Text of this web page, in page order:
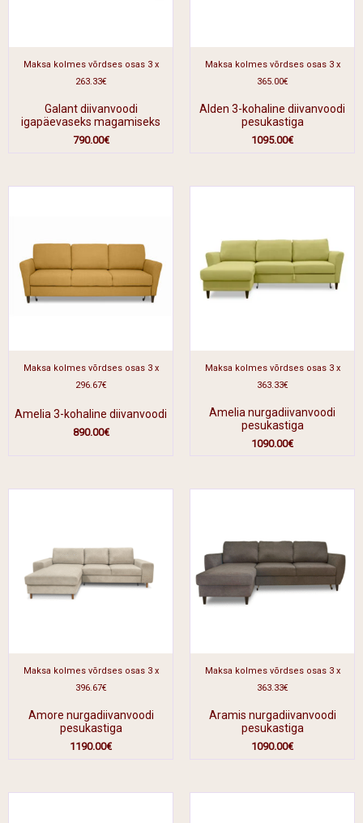
Maksa kolmes võrdses osas 3 x
263.33€
Galant diivanvoodi
igapäevaseks magamiseks
790.00€
Maksa kolmes võrdses osas 3 x
365.00€
Alden 3-kohaline diivanvoodi
pesukastiga
1095.00€
Maksa kolmes võrdses osas 3 x
296.67€
Amelia 3-kohaline diivanvoodi
890.00€
Maksa kolmes võrdses osas 3 x
363.33€
Amelia nurgadiivanvoodi
pesukastiga
1090.00€
Maksa kolmes võrdses osas 3 x
396.67€
Amore nurgadiivanvoodi
pesukastiga
1190.00€
Maksa kolmes võrdses osas 3 x
363.33€
Aramis nurgadiivanvoodi
pesukastiga
1090.00€